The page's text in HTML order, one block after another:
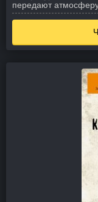
передают атмосферу